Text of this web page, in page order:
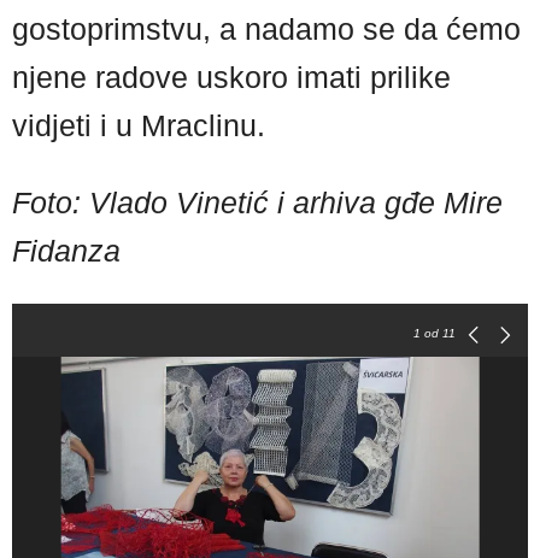
gostoprimstvu, a nadamo se da ćemo
njene radove uskoro imati prilike
vidjeti i u Mraclinu.
Foto: Vlado Vinetić i arhiva gđe Mire
Fidanza
1 od 11